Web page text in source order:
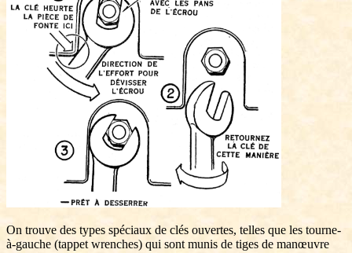
On trouve des types spéciaux de clés ouvertes, telles que les tourne-
à-gauche (tappet wrenches) qui sont munis de tiges de manœuvre